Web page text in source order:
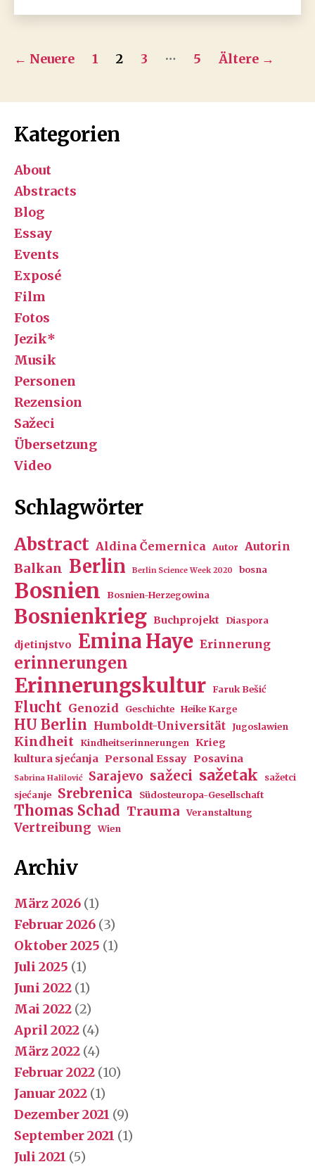
Seitennummerierung
Beiträge
← Neuere 1 2 3 … 5 Ältere →
Kategorien
About
Abstracts
Blog
Essay
Events
Exposé
Film
Fotos
Jezik*
Musik
Personen
Rezension
Sažeci
Übersetzung
Video
Schlagwörter
Abstract Aldina Čemernica Autor Autorin
Balkan Berlin Berlin Science Week 2020 bosna
Bosnien Bosnien-Herzegowina
Bosnienkrieg Buchprojekt Diaspora
djetinjstvo Emina Haye Erinnerung
erinnerungen
Erinnerungskultur Faruk Bešić
Flucht Genozid Geschichte Heike Karge
HU Berlin Humboldt-Universität Jugoslawien
Kindheit Kindheitserinnerungen Krieg
kultura sjećanja Personal Essay Posavina
Sabrina Halilović Sarajevo sažeci sažetak
sažetci
sjećanje
Srebrenica Südosteuropa-Gesellschaft
Thomas Schad Trauma Veranstaltung
Vertreibung Wien
Archiv
März 2026 (1)
Februar 2026 (3)
Oktober 2025 (1)
Juli 2025 (1)
Juni 2022 (1)
Mai 2022 (2)
April 2022 (4)
März 2022 (4)
Februar 2022 (10)
Januar 2022 (1)
Dezember 2021 (9)
September 2021 (1)
Juli 2021 (5)